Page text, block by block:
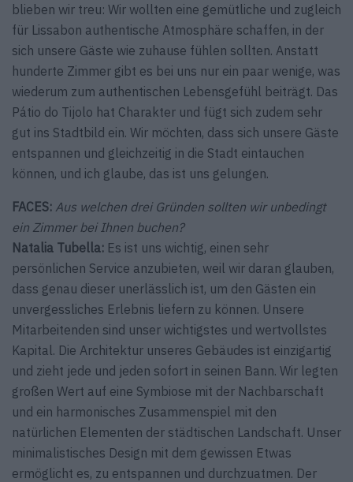
blieben wir treu: Wir wollten eine gemütliche und zugleich
für Lissabon authentische Atmosphäre schaffen, in der
sich unsere Gäste wie zuhause fühlen sollten. Anstatt
hunderte Zimmer gibt es bei uns nur ein paar wenige, was
wiederum zum authentischen Lebensgefühl beiträgt. Das
Pátio do Tijolo hat Charakter und fügt sich zudem sehr
gut ins Stadtbild ein. Wir möchten, dass sich unsere Gäste
entspannen und gleichzeitig in die Stadt eintauchen
können, und ich glaube, das ist uns gelungen.
FACES: Aus welchen drei Gründen sollten wir unbedingt
ein Zimmer bei Ihnen buchen?
Natalia Tubella: Es ist uns wichtig, einen sehr
persönlichen Service anzubieten, weil wir daran glauben,
dass genau dieser unerlässlich ist, um den Gästen ein
unvergessliches Erlebnis liefern zu können. Unsere
Mitarbeitenden sind unser wichtigstes und wertvollstes
Kapital. Die Architektur unseres Gebäudes ist einzigartig
und zieht jede und jeden sofort in seinen Bann. Wir legten
großen Wert auf eine Symbiose mit der Nachbarschaft
und ein harmonisches Zusammenspiel mit den
natürlichen Elementen der städtischen Landschaft. Unser
minimalistisches Design mit dem gewissen Etwas
ermöglicht es, zu entspannen und durchzuatmen. Der